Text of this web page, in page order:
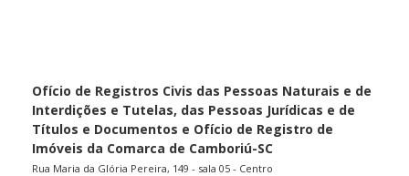
Ofício de Registros Civis das Pessoas Naturais e de
Interdições e Tutelas, das Pessoas Jurídicas e de
Títulos e Documentos e Ofício de Registro de
Imóveis da Comarca de Camboriú-SC
Rua Maria da Glória Pereira, 149 - sala 05 - Centro